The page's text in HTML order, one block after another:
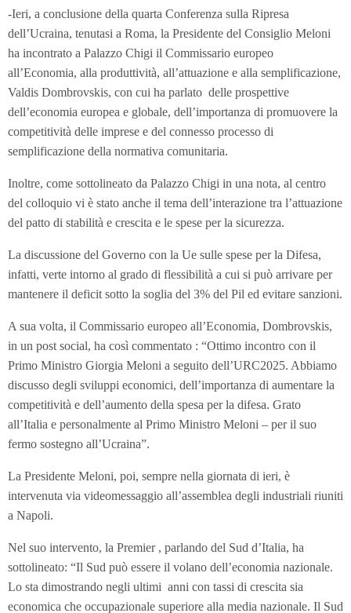
-Ieri, a conclusione della quarta Conferenza sulla Ripresa
dell’Ucraina, tenutasi a Roma, la Presidente del Consiglio Meloni
ha incontrato a Palazzo Chigi il Commissario europeo
all’Economia, alla produttività, all’attuazione e alla semplificazione,
Valdis Dombrovskis, con cui ha parlato delle prospettive
dell’economia europea e globale, dell’importanza di promuovere la
competitività delle imprese e del connesso processo di
semplificazione della normativa comunitaria.
Inoltre, come sottolineato da Palazzo Chigi in una nota, al centro
del colloquio vi è stato anche il tema dell’interazione tra l’attuazione
del patto di stabilità e crescita e le spese per la sicurezza.
La discussione del Governo con la Ue sulle spese per la Difesa,
infatti, verte intorno al grado di flessibilità a cui si può arrivare per
mantenere il deficit sotto la soglia del 3% del Pil ed evitare sanzioni.
A sua volta, il Commissario europeo all’Economia, Dombrovskis,
in un post social, ha così commentato : “Ottimo incontro con il
Primo Ministro Giorgia Meloni a seguito dell’URC2025. Abbiamo
discusso degli sviluppi economici, dell’importanza di aumentare la
competitività e dell’aumento della spesa per la difesa. Grato
all’Italia e personalmente al Primo Ministro Meloni – per il suo
fermo sostegno all’Ucraina”.
La Presidente Meloni, poi, sempre nella giornata di ieri, è
intervenuta via videomessaggio all’assemblea degli industriali riuniti
a Napoli.
Nel suo intervento, la Premier , parlando del Sud d’Italia, ha
sottolineato: “Il Sud può essere il volano dell’economia nazionale.
Lo sta dimostrando negli ultimi anni con tassi di crescita sia
economica che occupazionale superiore alla media nazionale. Il Sud